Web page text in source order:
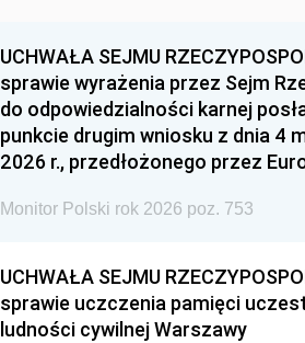
UCHWAŁA SEJMU
sprawie wyrażenia przez Sejm
do odpowiedzialności karnej
punkcie drugim wniosku z dnia 4
2026 r., przedłożonego przez
Monitor Polski rok 2026 poz. 753
UCHWAŁA SEJMU
sprawie uczczenia pamięci
ludności cywilnej Warszawy